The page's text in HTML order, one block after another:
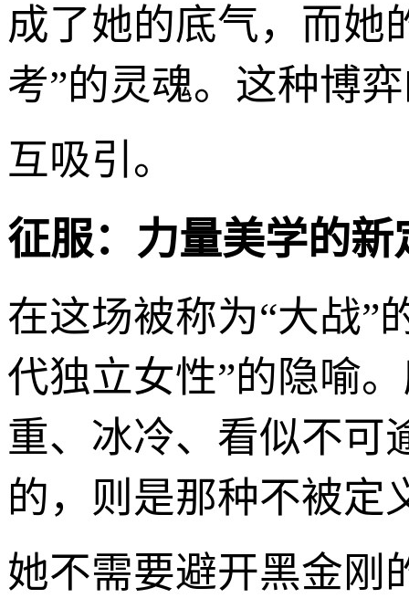
成了她的底气，而她
考”的灵魂。这种博
互吸引。
征服：力量美学的新
在这场被称为“大战”
代独立女性”的隐喻
重、冰冷、看似不可
的，则是那种不被定
她不需要避开黑金刚